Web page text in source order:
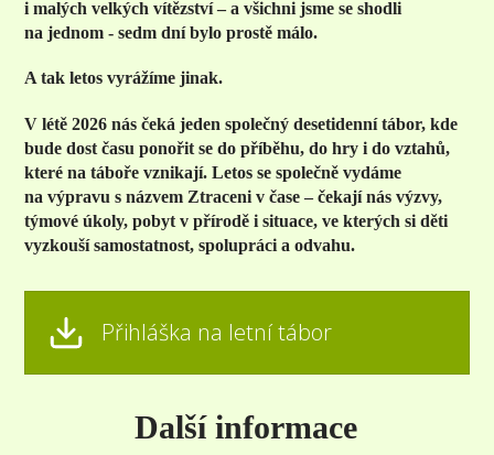
i malých velkých vítězství – a všichni jsme se shodli
na jednom - sedm dní bylo prostě málo.
A tak letos vyrážíme jinak.
V létě 2026 nás čeká jeden společný desetidenní tábor, kde
bude dost času ponořit se do příběhu, do hry i do vztahů,
které na táboře vznikají. Letos se společně vydáme
na výpravu s názvem Ztraceni v čase – čekají nás výzvy,
týmové úkoly, pobyt v přírodě i situace, ve kterých si děti
vyzkouší samostatnost, spolupráci a odvahu.
Přihláška na letní tábor
Další informace